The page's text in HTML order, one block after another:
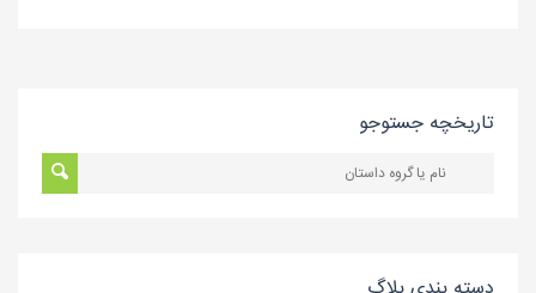
تاریخچه جستوجو